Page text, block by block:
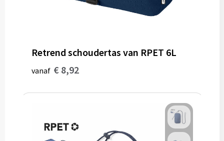
Zonnebrillen
Pashouders
Retrend schoudertas van RPET 6L
vanaf € 8,92